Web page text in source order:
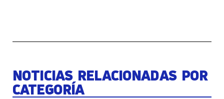
NOTICIAS RELACIONADAS POR
CATEGORÍA